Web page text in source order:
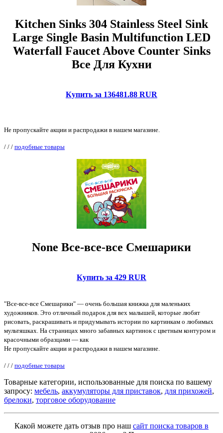
Kitchen Sinks 304 Stainless Steel Sink
Large Single Basin Multifunction LED
Waterfall Faucet Above Counter Sinks
Все Для Кухни
Купить за 136481.88 RUR
Не пропускайте акции и распродажи в нашем магазине.
/ / / подобные товары
None Все-все-все Смешарики
Купить за 429 RUR
"Все-все-все Смешарики" — очень большая книжка для маленьких
художников. Это отличный подарок для вех малышей, которые любят
рисовать, раскрашивать и придумывать истории по картинкам о любимых
мультяшках. На страницах много забавных картинок с цветным контуром и
красочными образцами — как
Не пропускайте акции и распродажи в нашем магазине.
/ / / подобные товары
Товарные категории, использованные для поиска по вашему
запросу: мебель, аккумуляторы для приставок, для прихожей,
брелоки, торговое оборудование
Какой можете дать отзыв про наш сайт поиска товаров в